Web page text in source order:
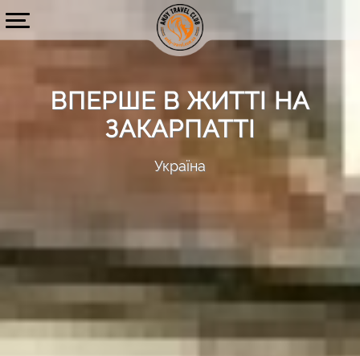
ВПЕРШЕ В ЖИТТІ НА
ЗАКАРПАТТІ
Україна